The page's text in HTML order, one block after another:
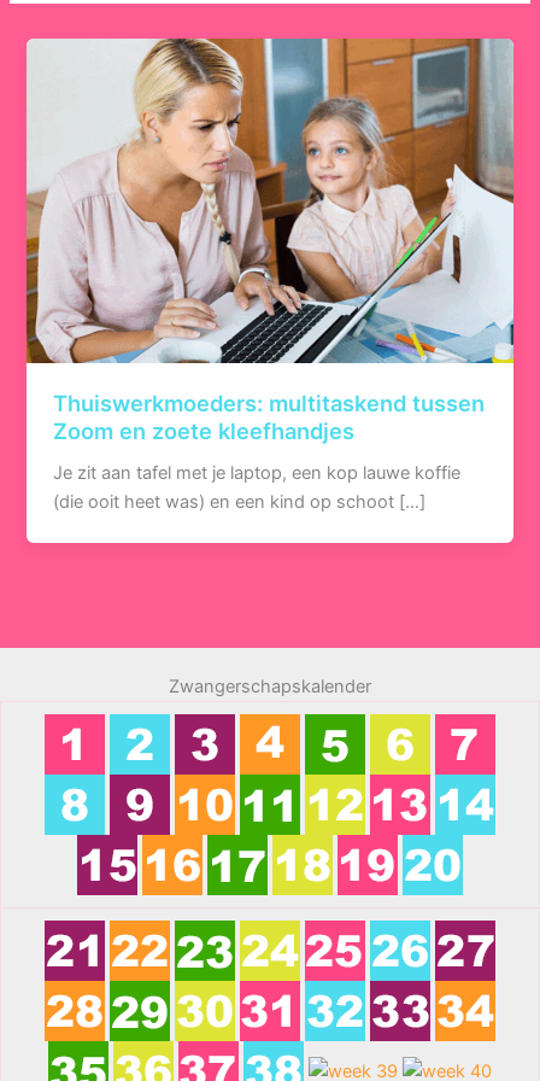
Thuiswerkmoeders: multitaskend tussen
Zoom en zoete kleefhandjes
Je zit aan tafel met je laptop, een kop lauwe koffie
(die ooit heet was) en een kind op schoot […]
Zwangerschapskalender